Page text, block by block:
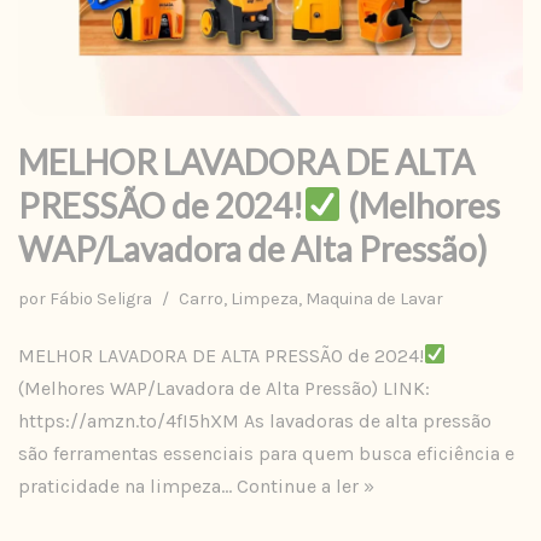
MELHOR LAVADORA DE ALTA
PRESSÃO de 2024!
(Melhores
WAP/Lavadora de Alta Pressão)
por Fábio Seligra Carro, Limpeza, Maquina de Lavar
MELHOR LAVADORA DE ALTA PRESSÃO de 2024!
(Melhores WAP/Lavadora de Alta Pressão) LINK:
https://amzn.to/4fI5hXM As lavadoras de alta pressão
são ferramentas essenciais para quem busca eficiência e
praticidade na limpeza… Continue a ler »